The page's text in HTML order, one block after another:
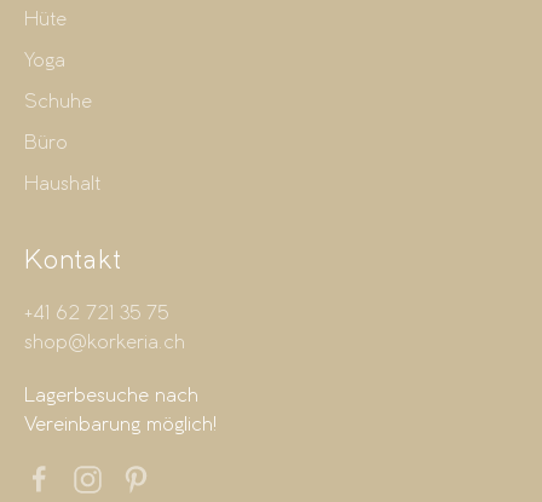
Hüte
Yoga
Schuhe
Büro
Haushalt
Kontakt
+41 62 721 35 75
shop@korkeria.ch
Lagerbesuche nach
Vereinbarung möglich!